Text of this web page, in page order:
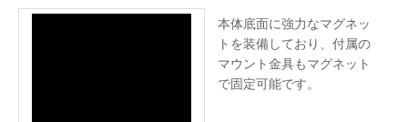
本体底面に強力なマグネッ
トを装備しており、付属の
マウント金具もマグネット
で固定可能です。